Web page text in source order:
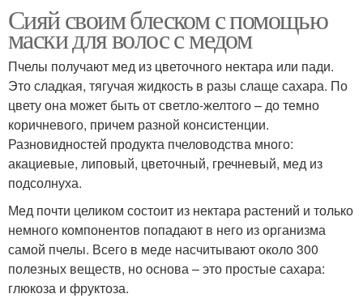
Сияй своим блеском с помощью
маски для волос с медом
Пчелы получают мед из цветочного нектара или пади.
Это сладкая, тягучая жидкость в разы слаще сахара. По
цвету она может быть от светло-желтого – до темно
коричневого, причем разной консистенции.
Разновидностей продукта пчеловодства много:
акациевые, липовый, цветочный, гречневый, мед из
подсолнуха.
Мед почти целиком состоит из нектара растений и только
немного компонентов попадают в него из организма
самой пчелы. Всего в меде насчитывают около 300
полезных веществ, но основа – это простые сахара:
глюкоза и фруктоза.